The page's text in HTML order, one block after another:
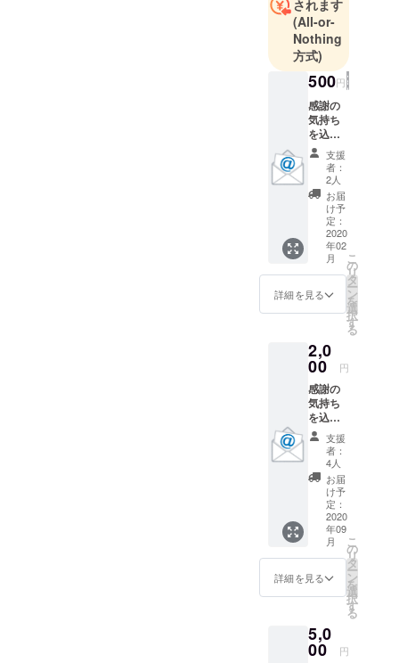
（去年鎖骨
を折りまし
た）が趣味
です。
よろしくお
願い致しま
されます
(All-or-
Nothing
方式)
500円
感謝の
気持ち
を込め
てお礼
のメッ
セージ
を送ら
せてい
ただき
ます。
支援
者：
2人
お届
け予
定：
2020
年02
月
詳細を見る
こ
の
リ
タ
ー
ン
を
選
択
す
る
2,0
00 円
感謝の
気持ち
を込め
てお礼
のメッ
セージ
と、大
会当日
の様子
の写真
と動画
をメー
ルにて
送らせ
ていた
だきま
支援
者：
4人
お届
け予
定：
2020
年09
月
詳細を見る
こ
の
リ
タ
ー
ン
を
選
択
す
る
5,0
00 円